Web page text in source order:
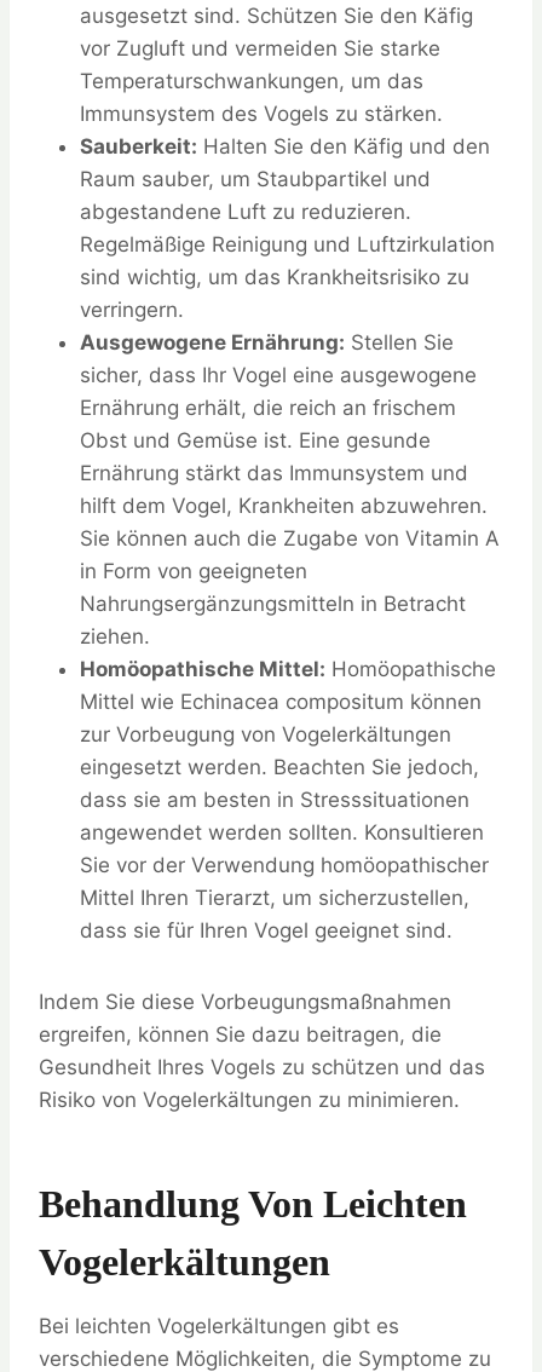
ausgesetzt sind. Schützen Sie den Käfig
vor Zugluft und vermeiden Sie starke
Temperaturschwankungen, um das
Immunsystem des Vogels zu stärken.
Sauberkeit: Halten Sie den Käfig und den
Raum sauber, um Staubpartikel und
abgestandene Luft zu reduzieren.
Regelmäßige Reinigung und Luftzirkulation
sind wichtig, um das Krankheitsrisiko zu
verringern.
Ausgewogene Ernährung: Stellen Sie
sicher, dass Ihr Vogel eine ausgewogene
Ernährung erhält, die reich an frischem
Obst und Gemüse ist. Eine gesunde
Ernährung stärkt das Immunsystem und
hilft dem Vogel, Krankheiten abzuwehren.
Sie können auch die Zugabe von Vitamin A
in Form von geeigneten
Nahrungsergänzungsmitteln in Betracht
ziehen.
Homöopathische Mittel: Homöopathische
Mittel wie Echinacea compositum können
zur Vorbeugung von Vogelerkältungen
eingesetzt werden. Beachten Sie jedoch,
dass sie am besten in Stresssituationen
angewendet werden sollten. Konsultieren
Sie vor der Verwendung homöopathischer
Mittel Ihren Tierarzt, um sicherzustellen,
dass sie für Ihren Vogel geeignet sind.
Indem Sie diese Vorbeugungsmaßnahmen
ergreifen, können Sie dazu beitragen, die
Gesundheit Ihres Vogels zu schützen und das
Risiko von Vogelerkältungen zu minimieren.
Behandlung Von Leichten
Vogelerkältungen
Bei leichten Vogelerkältungen gibt es
verschiedene Möglichkeiten, die Symptome zu